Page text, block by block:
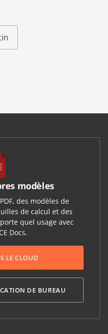
modèles
des modèles de
de calcul et des
quel usage avec
Docs.
LE CLOUD
DE BUREAU